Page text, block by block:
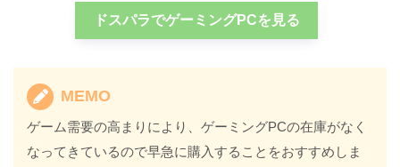
ドスパラでゲーミングPCを見る
MEMO
ゲーム需要の高まりにより、ゲーミングPCの在庫がなく
なってきているので早急に購入することをおすすめしま